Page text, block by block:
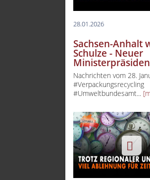
28.01.2026
Sachsen-Anhalt
Schulze - Neuer
Nachrichten vom 28.
#Verpackungsrecycling
#Umweltbundesamt...